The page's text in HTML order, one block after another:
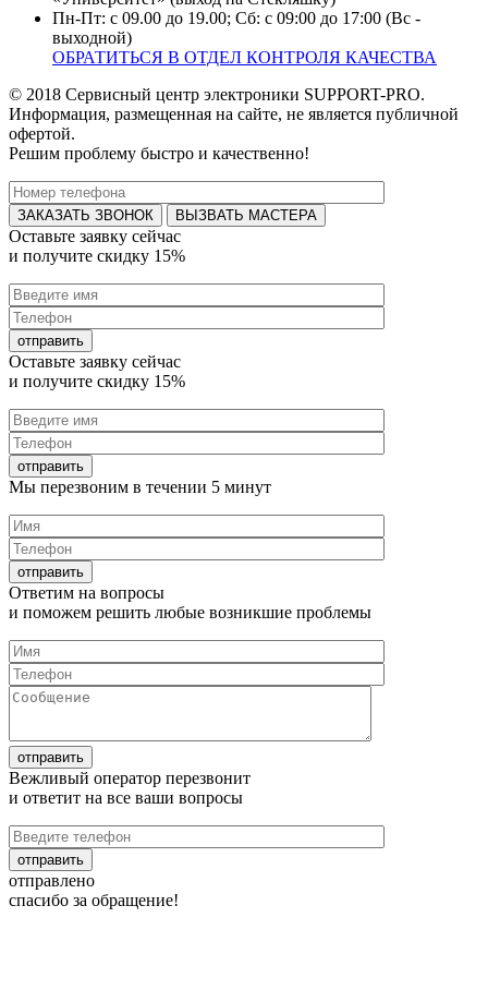
Пн-Пт: с 09.00 до 19.00; Сб: с 09:00 до 17:00 (Вс -
выходной)
ОБРАТИТЬСЯ В ОТДЕЛ КОНТРОЛЯ КАЧЕСТВА
© 2018 Сервисный центр электроники SUPPORT-PRO.
Информация, размещенная на сайте, не является публичной
офертой.
Решим проблему быстро и качественно!
ВЫЗВАТЬ МАСТЕРА
Оставьте заявку сейчас
и получите скидку 15%
Оставьте заявку сейчас
и получите скидку 15%
Мы перезвоним в течении 5 минут
Ответим на вопросы
и поможем решить любые возникшие проблемы
Вежливый оператор перезвонит
и ответит на все ваши вопросы
отправлено
спасибо за обращение!